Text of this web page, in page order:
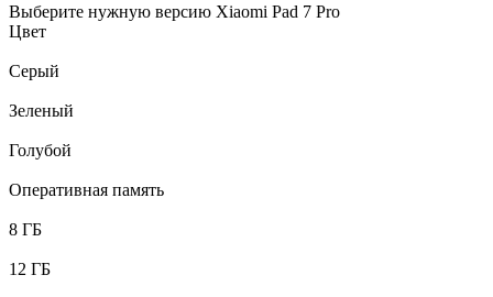
Выберите нужную версию Xiaomi Pad 7 Pro
Цвет
Серый
Зеленый
Голубой
Оперативная память
8 ГБ
12 ГБ